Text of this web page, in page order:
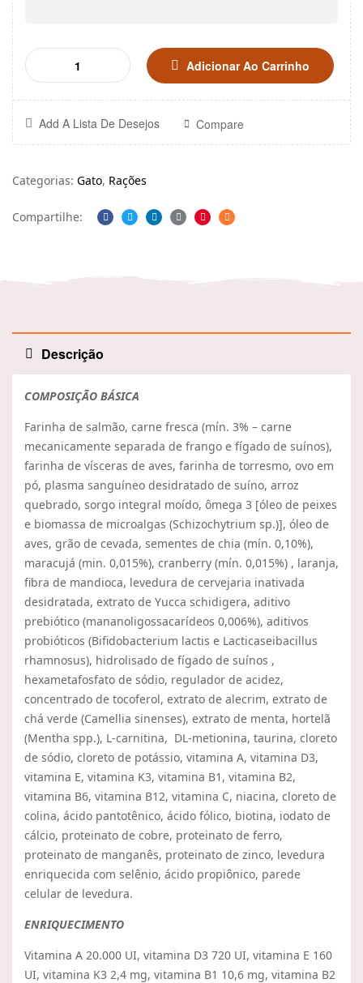
Adicionar Ao Carrinho
Add A Lista De Desejos Compare
Categorias: Gato, Rações
Compartilhe:
Facebook
TwitterLinkedin
Google+Pinterest
Email
Descrição
COMPOSIÇÃO BÁSICA
Farinha de salmão, carne fresca (mín. 3% – carne
mecanicamente separada de frango e fígado de suínos),
farinha de vísceras de aves, farinha de torresmo, ovo em
pó, plasma sanguíneo desidratado de suíno, arroz
quebrado, sorgo integral moído, ômega 3 [óleo de peixes
e biomassa de microalgas (Schizochytrium sp.)], óleo de
aves, grão de cevada, sementes de chia (mín. 0,10%),
maracujá (min. 0,015%), cranberry (mín. 0,015%) , laranja,
fibra de mandioca, levedura de cervejaria inativada
desidratada, extrato de Yucca schidigera, aditivo
prebiótico (mananoligossacarídeos 0,006%), aditivos
probióticos (Bifidobacterium lactis e Lacticaseibacillus
rhamnosus), hidrolisado de fígado de suínos ,
hexametafosfato de sódio, regulador de acidez,
concentrado de tocoferol, extrato de alecrim, extrato de
chá verde (Camellia sinenses), extrato de menta, hortelã
(Mentha spp.), L-carnitina, DL-metionina, taurina, cloreto
de sódio, cloreto de potássio, vitamina A, vitamina D3,
vitamina E, vitamina K3, vitamina B1, vitamina B2,
vitamina B6, vitamina B12, vitamina C, niacina, cloreto de
colina, ácido pantotênico, ácido fólico, biotina, iodato de
cálcio, proteinato de cobre, proteinato de ferro,
proteinato de manganês, proteinato de zinco, levedura
enriquecida com selênio, ácido propiônico, parede
celular de levedura.
ENRIQUECIMENTO
Vitamina A 20.000 UI, vitamina D3 720 UI, vitamina E 160
UI, vitamina K3 2,4 mg, vitamina B1 10,6 mg, vitamina B2